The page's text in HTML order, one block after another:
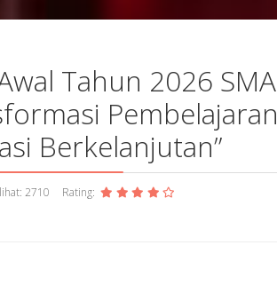
Tahun 2026 SMA
Pembelajaran
Berkelanjutan”
2710 Rating: